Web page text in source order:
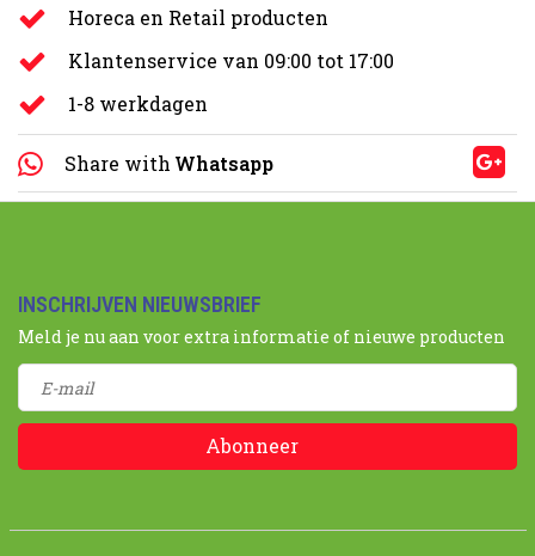
Horeca en Retail producten
Klantenservice van 09:00 tot 17:00
1-8 werkdagen
Share with Whatsapp
INSCHRIJVEN NIEUWSBRIEF
Meld je nu aan voor extra informatie of nieuwe producten
Abonneer